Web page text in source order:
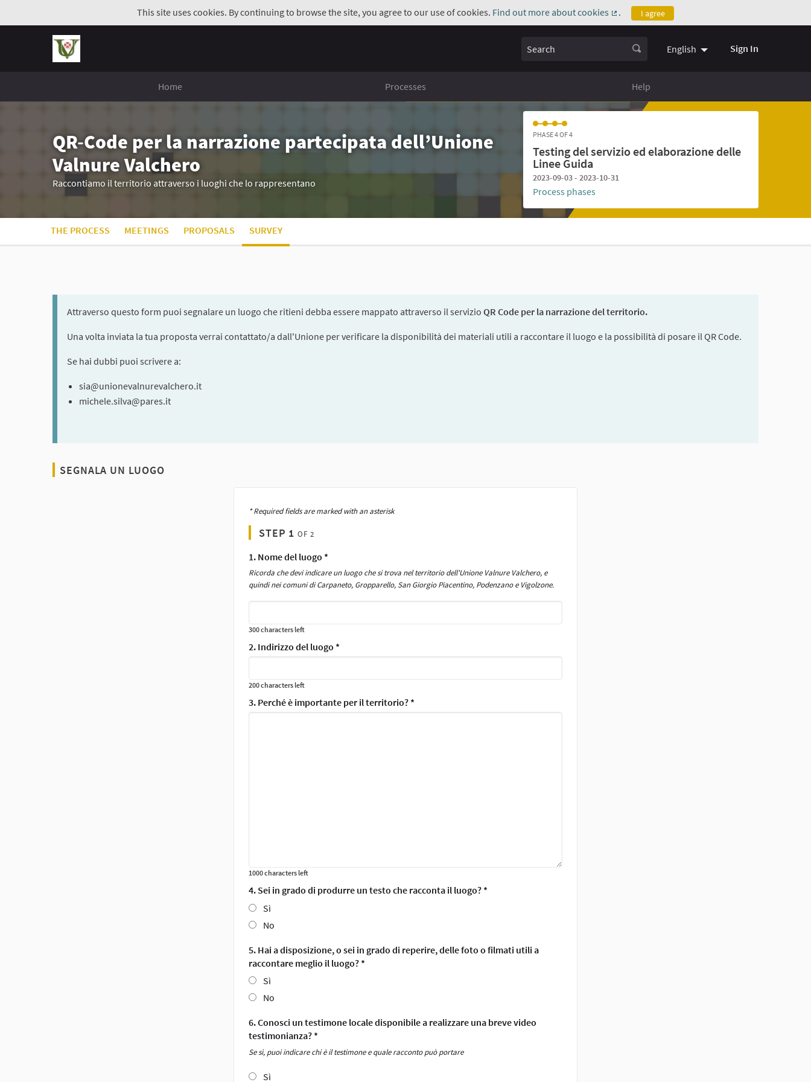
This site uses cookies. By continuing to browse the site, you agree to our use of cookies. Find out more about cookies
(External link)
. I agree
Search English Sign In
Home Processes Help
QR-Code per la narrazione partecipata dell’Unione
Valnure Valchero
Raccontiamo il territorio attraverso i luoghi che lo rappresentano
PHASE 4 OF 4
Testing del servizio ed elaborazione delle
Linee Guida
2023-09-03 - 2023-10-31
Process phases
THE PROCESS MEETINGS PROPOSALS SURVEY
Attraverso questo form puoi segnalare un luogo che ritieni debba essere mappato attraverso il servizio QR Code per la narrazione del territorio.
Una volta inviata la tua proposta verrai contattato/a dall'Unione per verificare la disponibilità dei materiali utili a raccontare il luogo e la possibilità di posare il QR Code.
Se hai dubbi puoi scrivere a:
sia@unionevalnurevalchero.it
michele.silva@pares.it
SEGNALA UN LUOGO
* Required fields are marked with an asterisk
are
human,
field
STEP 1OF 2
1. Nome del luogo *
Ricorda che devi indicare un luogo che si trova nel territorio dell'Unione Valnure Valchero, e
quindi nei comuni di Carpaneto, Gropparello, San Giorgio Piacentino, Podenzano e Vigolzone.
300 characters left
2. Indirizzo del luogo *
200 characters left
3. Perché è importante per il territorio? *
1000 characters left
4. Sei in grado di produrre un testo che racconta il luogo? *
Sì
No
5. Hai a disposizione, o sei in grado di reperire, delle foto o filmati utili a
raccontare meglio il luogo? *
Sì
No
6. Conosci un testimone locale disponibile a realizzare una breve video
testimonianza? *
Se sì, puoi indicare chi è il testimone e quale racconto può portare
Sì